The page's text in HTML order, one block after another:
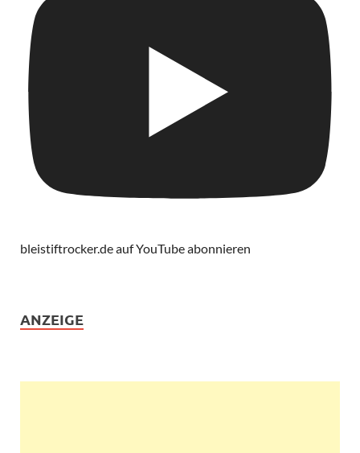
bleistiftrocker.de auf YouTube abonnieren
ANZEIGE